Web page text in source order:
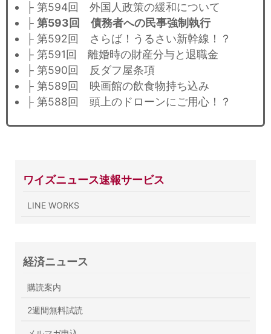
├ 第594回 外国人政策の緩和について
├ 第593回 債務者への民事強制執行
├ 第592回 さらば！うるさい新幹線！？
├ 第591回 離婚時の財産分与と退職金
├ 第590回 反ダフ屋条項
├ 第589回 映画館の飲食物持ち込み
├ 第588回 頭上のドローンにご用心！？
ワイズニュース速報サービス
LINE WORKS
経済ニュース
購読案内
2週間無料試読